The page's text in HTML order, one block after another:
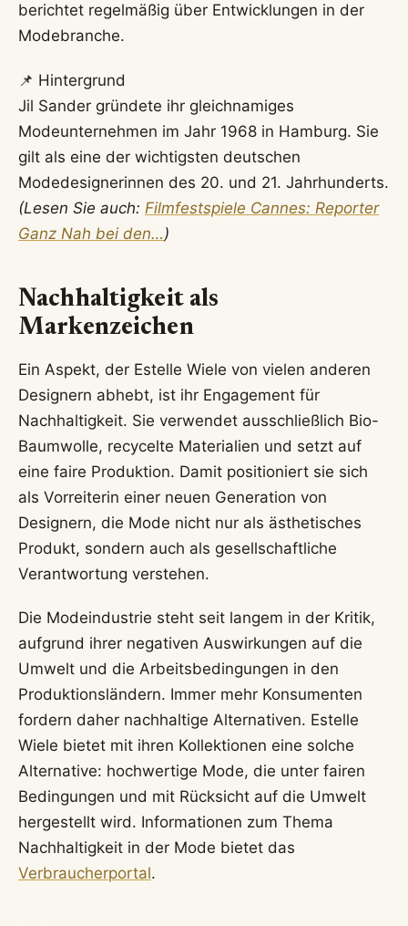
berichtet regelmäßig über Entwicklungen in der
Modebranche.
📌 Hintergrund
Jil Sander gründete ihr gleichnamiges
Modeunternehmen im Jahr 1968 in Hamburg. Sie
gilt als eine der wichtigsten deutschen
Modedesignerinnen des 20. und 21. Jahrhunderts.
(Lesen Sie auch: Filmfestspiele Cannes: Reporter
Ganz Nah bei den…)
Nachhaltigkeit als
Markenzeichen
Ein Aspekt, der Estelle Wiele von vielen anderen
Designern abhebt, ist ihr Engagement für
Nachhaltigkeit. Sie verwendet ausschließlich Bio-
Baumwolle, recycelte Materialien und setzt auf
eine faire Produktion. Damit positioniert sie sich
als Vorreiterin einer neuen Generation von
Designern, die Mode nicht nur als ästhetisches
Produkt, sondern auch als gesellschaftliche
Verantwortung verstehen.
Die Modeindustrie steht seit langem in der Kritik,
aufgrund ihrer negativen Auswirkungen auf die
Umwelt und die Arbeitsbedingungen in den
Produktionsländern. Immer mehr Konsumenten
fordern daher nachhaltige Alternativen. Estelle
Wiele bietet mit ihren Kollektionen eine solche
Alternative: hochwertige Mode, die unter fairen
Bedingungen und mit Rücksicht auf die Umwelt
hergestellt wird. Informationen zum Thema
Nachhaltigkeit in der Mode bietet das
Verbraucherportal.